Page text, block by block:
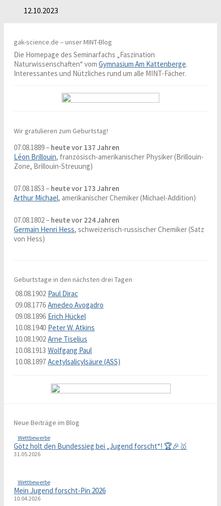
12.10.2023
gak-science.de – unser MINT-Blog
Die Homepage des Seminarfachs „Faszination
Naturwissenschaften“ vom Gymnasium Am Kattenberge.
Interessantes und Nützliches rund um alle MINT-Fächer.
Wir gratulieren zum Geburtstag!
07.08.1889 – heute vor 137 Jahren
Léon Brillouin, französisch-amerikanischer Physiker (Brillouin-
Zone, Brillouin-Streuung)
07.08.1853 – heute vor 173 Jahren
Arthur Michael, amerikanischer Chemiker (Michael-Addition)
07.08.1802 – heute vor 224 Jahren
Germain Henri Hess, schweizerisch-russischer Chemiker (Satz
von Hess)
Geburtstage in den nächsten drei Tagen
08.08.1902 Paul Dirac
09.08.1776 Amedeo Avogadro
09.08.1896 Erich Hückel
10.08.1940 Peter W. Atkins
10.08.1902 Arne Tiselius
10.08.1913 Wolfgang Paul
10.08.1897 Acetylsalicylsäure (ASS)
Neue Beiträge im Blog
Wettbewerbe
Götz holt den Bundessieg bei „Jugend forscht“! 🏆🎉🥇
31.05.2026
Wettbewerbe
Mein Jugend forscht-Pin 2026
10.04.2026